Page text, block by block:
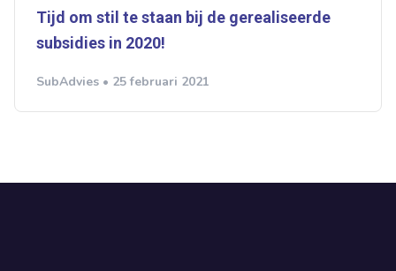
Tijd om stil te staan bij de gerealiseerde
subsidies in 2020!
SubAdvies • 25 februari 2021